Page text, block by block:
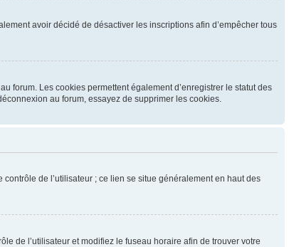
avoir décidé de désactiver les inscriptions afin d’empêcher tous
forum. Les cookies permettent également d’enregistrer le statut des
au forum, essayez de supprimer les cookies.
de l’utilisateur ; ce lien se situe généralement en haut des
de l’utilisateur et modifiez le fuseau horaire afin de trouver votre